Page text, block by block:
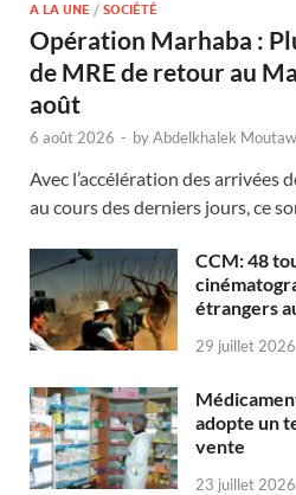
A LA UNE / SOCIÉTÉ
Opération Marhaba :
de MRE de retour au
août
6 août 2026 - byAbdelkhalek
Avec l’accélération des arrivées
au cours des derniers jours, ce
CCM: 48
étrangers
29 juillet 2026
adopte un
vente
23 juillet 2026